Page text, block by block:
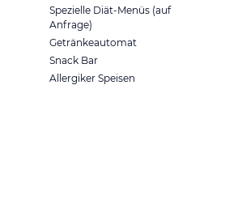
Spezielle Diät-Menüs (auf
Anfrage)
Getränkeautomat
Snack Bar
Allergiker Speisen